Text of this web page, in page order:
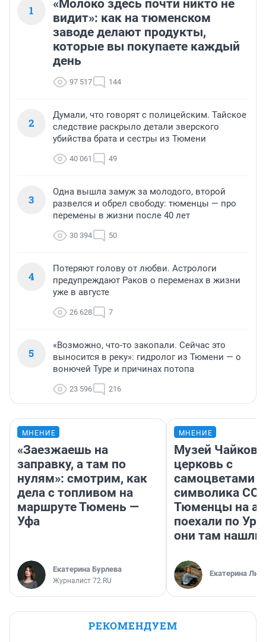
1
«Молоко здесь почти никто не
видит»: как на тюменском
заводе делают продукты,
которые вы покупаете каждый
день
97 517 144
2
Думали, что говорят с полицейским. Тайское
следствие раскрыло детали зверского
убийства брата и сестры из Тюмени
40 061 49
3
Одна вышла замуж за молодого, второй
развелся и обрел свободу: тюменцы — про
перемены в жизни после 40 лет
30 394 50
4
Потеряют голову от любви. Астрологи
предупреждают Раков о переменах в жизни
уже в августе
26 628 7
5
«Возможно, что-то закопали. Сейчас это
выносится в реку»: гидролог из Тюмени — о
вонючей Туре и причинах потопа
23 596 216
МНЕНИЕ
«Заезжаешь на
заправку, а там по
нулям»: смотрим, как
дела с топливом на
маршруте Тюмень —
Уфа
Екатерина Бурлева
Журналист 72.RU
МНЕНИЕ
Музей
церковь с
самоцветами
символика
Тюменцы на
поехали по
они там нашли
Екатерина
РЕКОМЕНДУЕМ